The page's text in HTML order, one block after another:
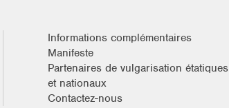
Informations complémentaires
Manifeste
Partenaires de vulgarisation étatiques
et nationaux
Contactez-nous